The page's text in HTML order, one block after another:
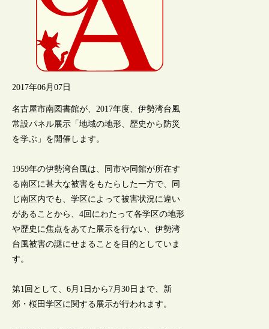
2017年06月07日
名古屋市南図書館が、2017年度、伊勢湾台風
常設パネル展示「地域の地形、歴史から防災
を学ぶ」を開催します。
1959年の伊勢湾台風は、同市や同館が所在す
る南区に甚大な被害をもたらした一方で、同
じ南区内でも、学区によって被害状況に違い
があることから、4回にわたって各学区の地形
や歴史に焦点をあてた展示を行ない、伊勢湾
台風被害の謎にせまることを目的としていま
す。
第1回として、6月1日から7月30日まで、新
郊・桜田学区に関する展示が行われます。